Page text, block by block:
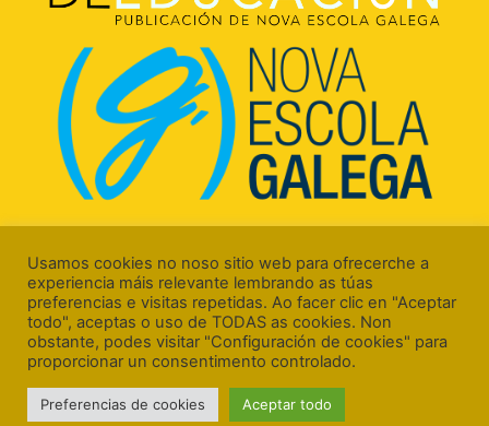
15706 Santiago de Compostela (A Coruña)
Aviso Legal
Usamos cookies no noso sitio web para ofrecerche a
experiencia máis relevante lembrando as túas
preferencias e visitas repetidas. Ao facer clic en "Aceptar
todo", aceptas o uso de TODAS as cookies. Non
obstante, podes visitar "Configuración de cookies" para
proporcionar un consentimento controlado.
Preferencias de cookies Aceptar todo